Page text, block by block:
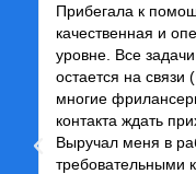
Прибегала к
качественная и
уровне. Все
остается на связи
многие
контакта ждать
Выручал меня в
требовательными